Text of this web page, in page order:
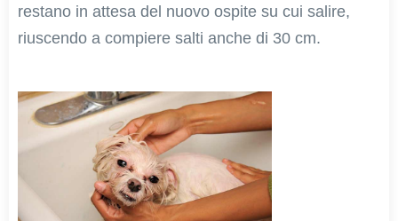
restano in attesa del nuovo ospite su cui salire,
riuscendo a compiere salti anche di 30 cm.